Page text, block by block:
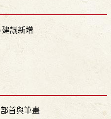
建議新增
部首與筆畫